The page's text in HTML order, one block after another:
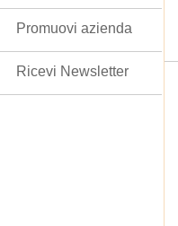
Promuovi azienda
Ricevi Newsletter